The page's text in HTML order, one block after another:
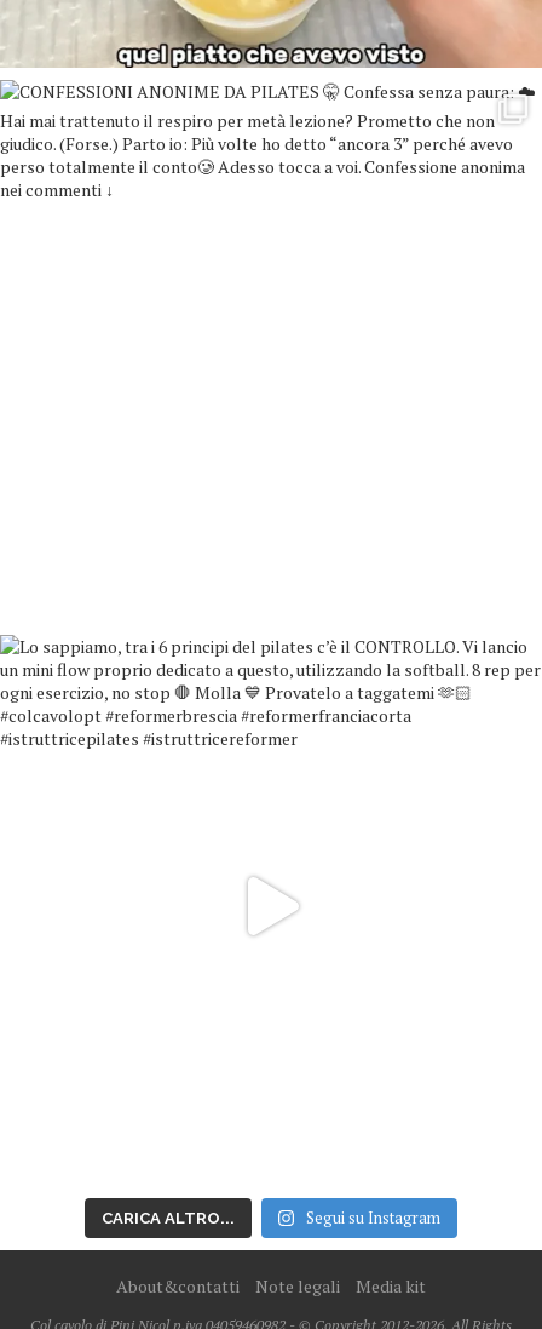
CARICA ALTRO... Segui su Instagram
About&contatti Note legali Media kit
Col cavolo di Pini Nicol p.iva 04059460982 - © Copyright 2012-2026, All Rights